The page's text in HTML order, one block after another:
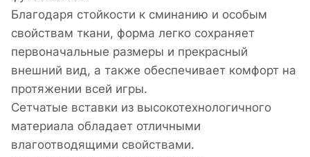
Благодаря стойкости к сминанию и особым
свойствам ткани, форма легко сохраняет
первоначальные размеры и прекрасный
внешний вид, а также обеспечивает комфорт на
протяжении всей игры.
Сетчатые вставки из высокотехнологичного
материала обладает отличными
влагоотводящими свойствами.